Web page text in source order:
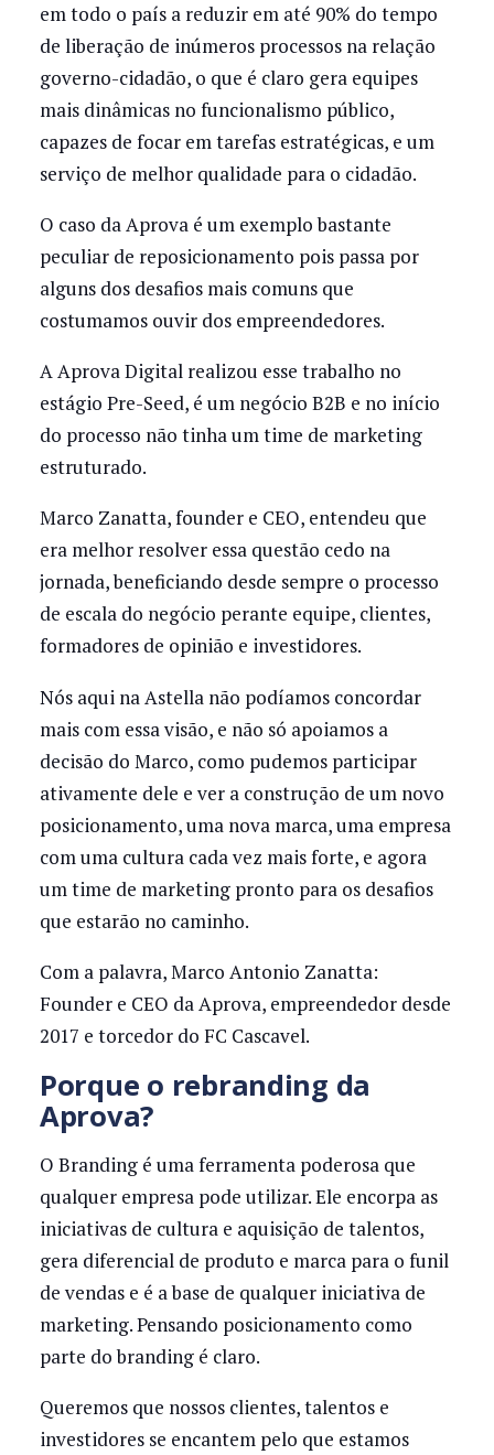
em todo o país a reduzir em até 90% do tempo
de liberação de inúmeros processos na relação
governo-cidadão, o que é claro gera equipes
mais dinâmicas no funcionalismo público,
capazes de focar em tarefas estratégicas, e um
serviço de melhor qualidade para o cidadão.
O caso da Aprova é um exemplo bastante
peculiar de reposicionamento pois passa por
alguns dos desafios mais comuns que
costumamos ouvir dos empreendedores.
A Aprova Digital realizou esse trabalho no
estágio Pre-Seed, é um negócio B2B e no início
do processo não tinha um time de marketing
estruturado.
Marco Zanatta, founder e CEO, entendeu que
era melhor resolver essa questão cedo na
jornada, beneficiando desde sempre o processo
de escala do negócio perante equipe, clientes,
formadores de opinião e investidores.
Nós aqui na Astella não podíamos concordar
mais com essa visão, e não só apoiamos a
decisão do Marco, como pudemos participar
ativamente dele e ver a construção de um novo
posicionamento, uma nova marca, uma empresa
com uma cultura cada vez mais forte, e agora
um time de marketing pronto para os desafios
que estarão no caminho.
Com a palavra, Marco Antonio Zanatta:
Founder e CEO da Aprova, empreendedor desde
2017 e torcedor do FC Cascavel.
Porque o rebranding da
Aprova?
O Branding é uma ferramenta poderosa que
qualquer empresa pode utilizar. Ele encorpa as
iniciativas de cultura e aquisição de talentos,
gera diferencial de produto e marca para o funil
de vendas e é a base de qualquer iniciativa de
marketing. Pensando posicionamento como
parte do branding é claro.
Queremos que nossos clientes, talentos e
investidores se encantem pelo que estamos